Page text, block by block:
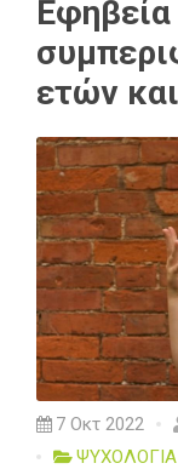
Εφηβεία
ετών
7 Οκτ 2022
ΨΥΧΟΛΟΓΙΑ